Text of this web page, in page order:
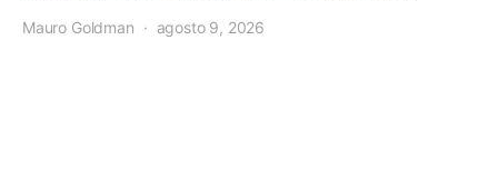
Mauro Goldman agosto 9, 2026